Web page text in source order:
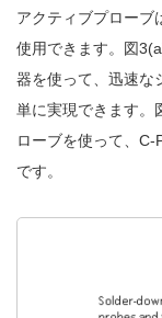
アクティブプローブ
使用できます。図
器を使って、迅速な
単に実現できます。
ローブを使って、
です。